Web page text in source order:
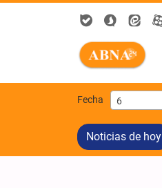
Fecha 6
Noticias de hoy